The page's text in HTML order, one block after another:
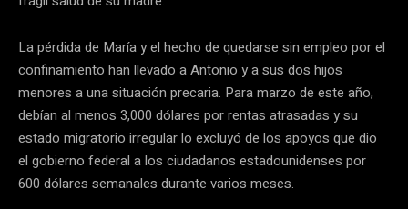
La pérdida de María y el hecho de quedarse sin empleo por el
confinamiento han llevado a Antonio y a sus dos hijos
menores a una situación precaria. Para marzo de este año,
debían al menos 3,000 dólares por rentas atrasadas y su
estado migratorio irregular lo excluyó de los apoyos que dio
el gobierno federal a los ciudadanos estadounidenses por
600 dólares semanales durante varios meses.